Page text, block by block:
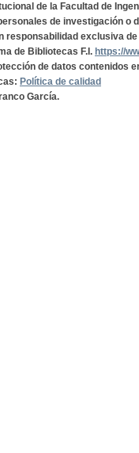
de la Facultad de
de investigación o
responsabilidad exclusiva
de Bibliotecas F.I. https://
de datos contenidos
Política de calidad
García.